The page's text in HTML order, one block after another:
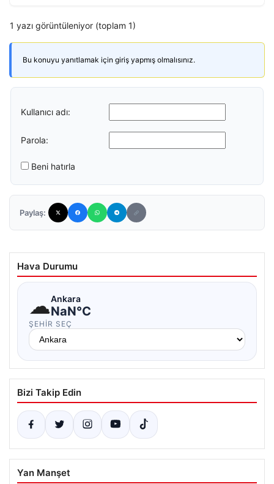
1 yazı görüntüleniyor (toplam 1)
Bu konuyu yanıtlamak için giriş yapmış olmalısınız.
Kullanıcı adı:
Parola:
Beni hatırla
Paylaş:
Hava Durumu
☁Ankara
NaN°C
ŞEHIR SEÇ
Bizi Takip Edin
Yan Manşet